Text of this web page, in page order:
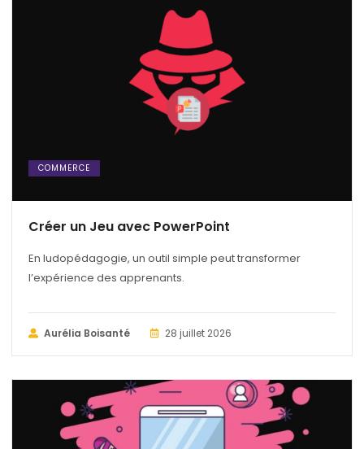
COMMERCE
Créer un Jeu avec PowerPoint
En ludopédagogie, un outil simple peut transformer
l’expérience des apprenants.
Aurélia Boisanté 28 juillet 2026